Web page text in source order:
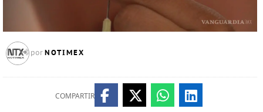
por NOTIMEX
COMPARTIR